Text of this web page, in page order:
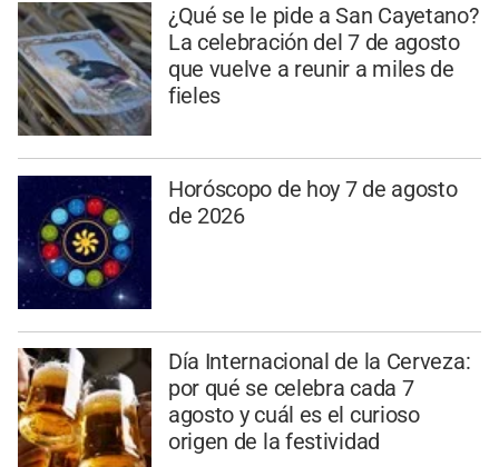
¿Qué se le pide a San Cayetano?
La celebración del 7 de agosto
que vuelve a reunir a miles de
fieles
Horóscopo de hoy 7 de agosto
de 2026
Día Internacional de la Cerveza:
por qué se celebra cada 7
agosto y cuál es el curioso
origen de la festividad